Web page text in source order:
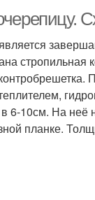
6-10см. На неё
планке.